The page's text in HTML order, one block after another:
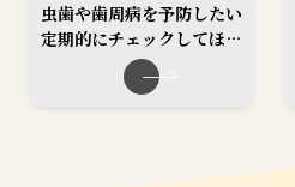
虫歯や歯周病を予防したい
定期的にチェックしてほし
い